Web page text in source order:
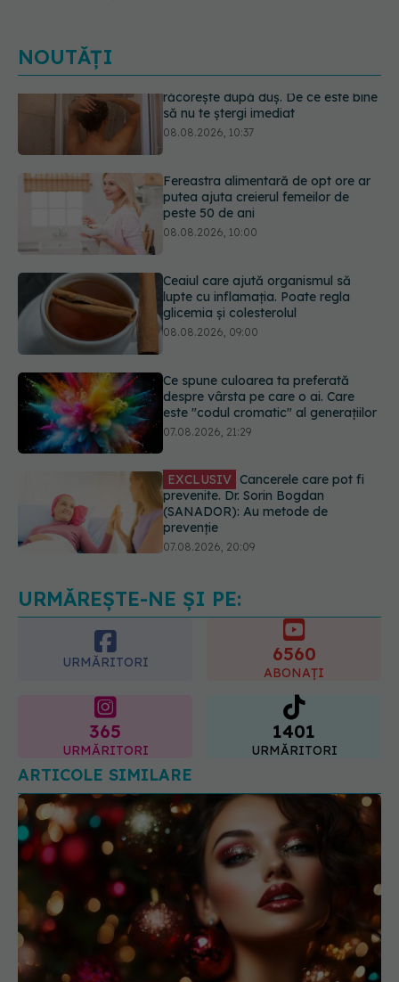
NOUTĂȚI
Fereastra alimentară de opt ore ar
putea ajuta creierul femeilor de
Ceaiul care ajută organismul să
lupte cu inflamația. Poate regla
Ce spune culoarea ta preferată
despre vârsta pe care o ai. Care
EXCLUSIV Cancerele care pot fi
prevenite. Dr. Sorin Bogdan
prevenție
07.08.2026, 20:09
Trucul simplu de vară care te
răcorește după duș. De ce este bine
să nu te ștergi imediat
URMĂREȘTE-NE ȘI PE:
URMĂRITORI 6560
ABONAȚI
365
URMĂRITORI
1401
URMĂRITORI
ARTICOLE SIMILARE